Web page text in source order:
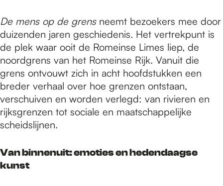
De mens op de grensneemt bezoekers mee door
duizenden jaren geschiedenis. Het vertrekpunt is
de plek waar ooit de Romeinse Limes liep, de
noordgrens van het Romeinse Rijk. Vanuit die
grens ontvouwt zich in acht hoofdstukken een
breder verhaal over hoe grenzen ontstaan,
verschuiven en worden verlegd: van rivieren en
rijksgrenzen tot sociale en maatschappelijke
scheidslijnen.
Van binnenuit: emoties en hedendaagse
kunst